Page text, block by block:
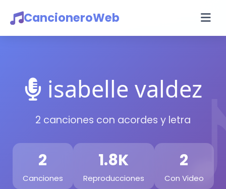
CancioneroWeb
isabelle valdez
2 canciones con acordes y letra
2
Canciones
1.8K
Reproducciones
2
Con Video